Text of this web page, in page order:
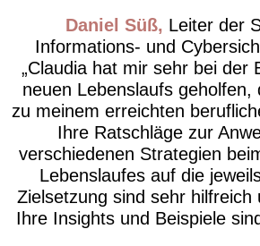
Daniel Süß
Leiter der
Informations- und
Claudia hat mir sehr bei der
neuen Lebenslaufs geholfen,
zu meinem erreichten
Ihre Ratschläge zur
verschiedenen Strategien
Lebenslaufes auf die
Zielsetzung sind sehr hilfreich
Ihre Insights und Beispiele